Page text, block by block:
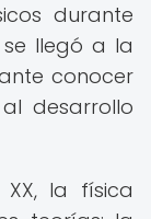
durante
llegó a la
conocer
desarrollo
la física